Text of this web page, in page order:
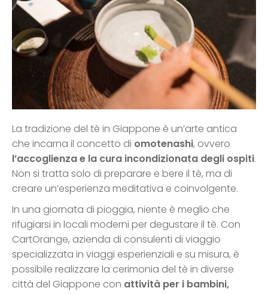
La tradizione del tè in Giappone è un’arte antica
che incarna il concetto di omotenashi, ovvero
l’accoglienza e la cura incondizionata degli ospiti.
Non si tratta solo di preparare e bere il tè, ma di
creare un’esperienza meditativa e coinvolgente.
In una giornata di pioggia, niente è meglio che
rifugiarsi in locali moderni per degustare il tè. Con
CartOrange, azienda di consulenti di viaggio
specializzata in viaggi esperienziali e su misura, è
possibile realizzare la cerimonia del tè in diverse
città del Giappone con attività per i bambini,